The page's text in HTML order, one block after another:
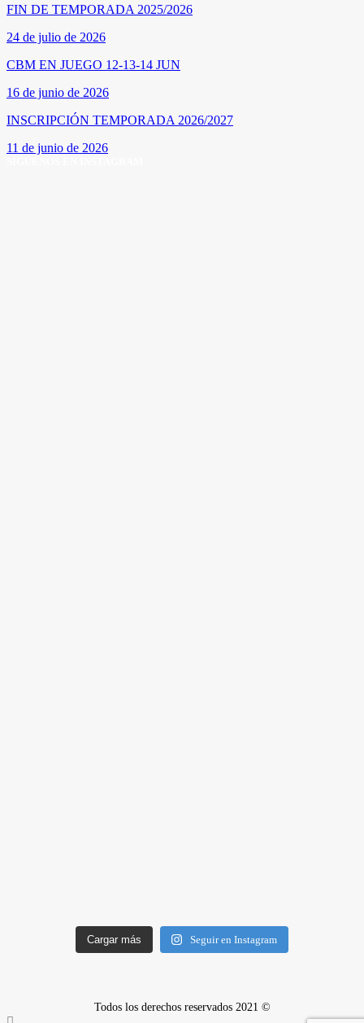
FIN DE TEMPORADA 2025/2026
24 de julio de 2026
CBM EN JUEGO 12-13-14 JUN
16 de junio de 2026
INSCRIPCIÓN TEMPORADA 2026/2027
11 de junio de 2026
Cargar más Seguir en Instagram
Todos los derechos reservados 2021 ©